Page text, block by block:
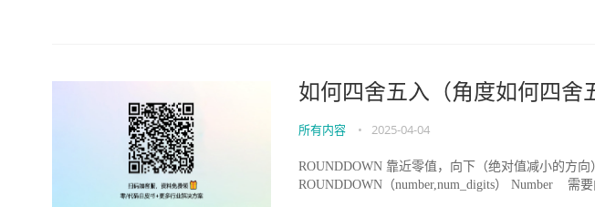
如何四舍五入（角度如何四舍
所有内容 • 2025-04-04
ROUNDDOWN 靠近零值，向下（绝对值减小的方
ROUNDDOWN（number,num_digits） Number 需